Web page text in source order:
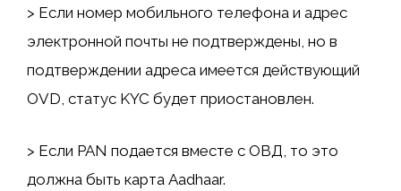
> Если номер мобильного телефона и адрес
электронной почты не подтверждены, но в
подтверждении адреса имеется действующий
OVD, статус KYC будет приостановлен.
> Если PAN подается вместе с ОВД, то это
должна быть карта Aadhaar.